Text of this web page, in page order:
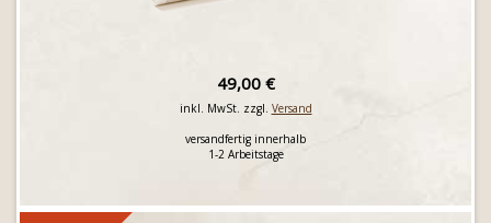
49,00 €
inkl. MwSt. zzgl. Versand
versandfertig innerhalb
1-2 Arbeitstage